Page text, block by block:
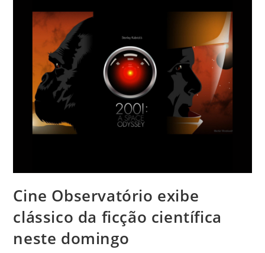
Cine Observatório exibe
clássico da ficção científica
neste domingo